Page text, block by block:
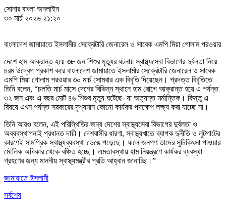
সোনার বাংলা অনলাইন
৩০ মার্চ ২০২৬ ২১:২০
বাংলাদেশ জামায়াতে ইসলামীর সেক্রেটারি জেনারেল ও সাবেক এমপি মিয়া গোলাম পরওয়ার
দেশে হাম আক্রান্ত হয়ে ৩৮ জন শিশুর মৃত্যুর ঘটনায় স্বাস্থ্যসেবা বিভাগের দুর্বলতা নিয়ে
চরম উদ্বেগ প্রকাশ করে বাংলাদেশ জামায়াতে ইসলামীর সেক্রেটারি জেনারেল ও সাবেক
এমপি মিয়া গোলাম পরওয়ার ৩০ মার্চ সোমবার এক বিবৃতি দিয়েছেন। প্রদত্ত বিবৃতিতে
তিনি বলেন, “চলতি মার্চ মাসে দেশের বিভিন্ন স্থানে হাম রোগে আক্রান্ত হয়ে এ পর্যন্ত
৩২ জন এবং এ বছর মোট ৪৬ শিশুর মৃত্যু ঘটেছে- যা অত্যন্ত মর্মান্তিক। কিন্তু এ
বিষয়ে এখন পর্যন্ত সরকারের দৃশ্যমান কোনো কার্যকর পদক্ষেপ লক্ষ্য করা যাচ্ছে না।
তিনি আরও বলেন, এই পরিস্থিতির জন্য দেশের স্বাস্থ্যসেবা বিভাগের দুর্বলতা ও
অব্যবস্থাপনাই প্রধানত দায়ী। দেশবাসীর ধারণা, স্বাস্থ্যখাতে ব্যাপক দুর্নীতি ও লুটপাটের
কারণেই সামগ্রিক স্বাস্থ্যব্যবস্থা ভেঙে পড়েছে। ফলে জনগণ তাদের সুচিকিৎসা পাওয়ার
মৌলিক অধিকার থেকে বঞ্চিত হচ্ছে। এমতাবস্থায় হাম নিয়ন্ত্রণে কার্যকর ব্যবস্থা
গ্রহণের জন্য মাননীয় স্বাস্থ্যমন্ত্রীর প্রতি আহ্বান জানাচ্ছি।”
জামায়াতে ইসলামী
সর্বশেষ